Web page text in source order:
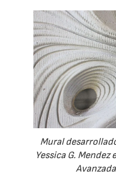
Mural
Yessica G.